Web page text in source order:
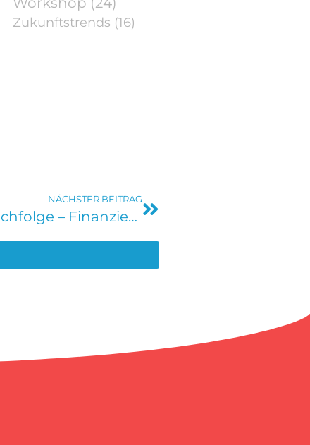
Zukunftstrends (16)
NÄCHSTER BEITRAG
Frühstarter #3: Unternehmensnachfolge – Finanzierung